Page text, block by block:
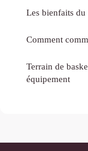
Les bienfaits du
Comment
Terrain de
équipement